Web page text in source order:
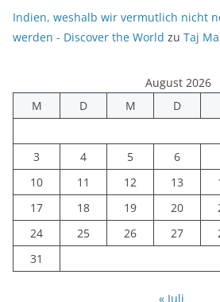
Indien, weshalb wir vermutlich nicht
werden - Discover the World zu Taj
August 2026
M
D M D
3
4 5 6
10
11 12 13
17
18 19 20
24
25 26 27
31
« Juli